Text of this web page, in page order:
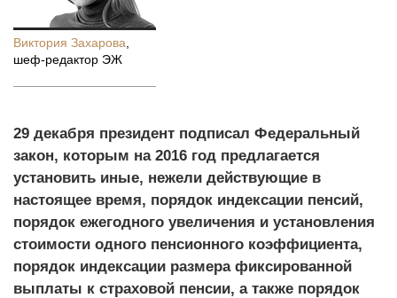
Виктория Захарова
шеф-редактор ЭЖ
29 декабря президент подписал Федеральный
закон, которым на 2016 год предлагается
установить иные, нежели действующие в
настоящее время, порядок индексации пенсий,
порядок ежегодного увеличения и установления
стоимости одного пенсионного коэффициента,
порядок индексации размера фиксированной
выплаты к страховой пенсии, а также порядок